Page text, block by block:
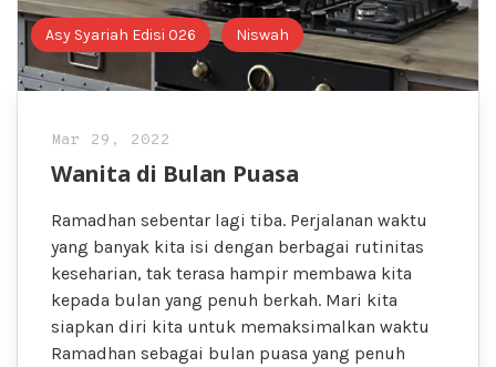
Asy Syariah Edisi 026 Niswah
Mar 29, 2022
Wanita di Bulan Puasa
Ramadhan sebentar lagi tiba. Perjalanan waktu
yang banyak kita isi dengan berbagai rutinitas
keseharian, tak terasa hampir membawa kita
kepada bulan yang penuh berkah. Mari kita
siapkan diri kita untuk memaksimalkan waktu
Ramadhan sebagai bulan puasa yang penuh